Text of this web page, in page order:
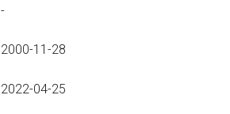
-
2000-11-28
2022-04-25